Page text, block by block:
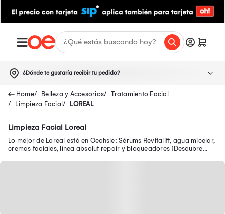
¿Dónde te gustaría recibir tu pedido?
Belleza y Accesorios
Tratamiento Facial
Limpieza Facial
LOREAL
Limpieza Facial Loreal
Lo mejor de Loreal está en Oechsle: Sérums Revitalift, agua micelar,
cremas faciales, línea absolut repair y bloqueadores ¡Descubre